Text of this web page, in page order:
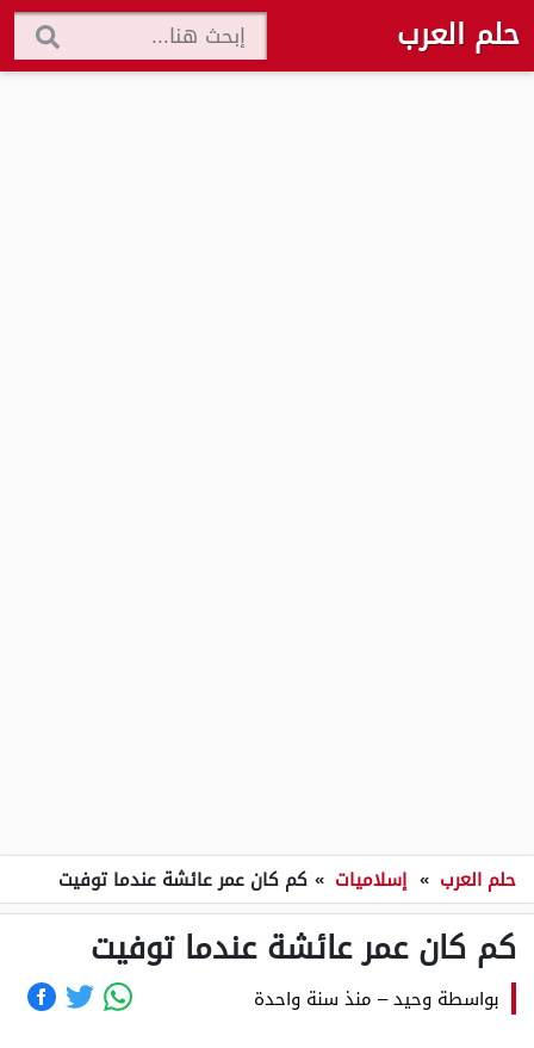
حلم العرب
حلم العرب » إسلاميات » كم كان عمر عائشة عندما توفيت
كم كان عمر عائشة عندما توفيت
بواسطة وحيد– منذ سنة واحدة